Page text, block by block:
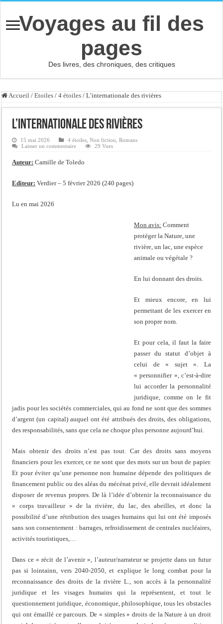
Voyages au fil des
pages
Des livres, des chroniques, des critiques
Accueil / Etoiles / 4 étoiles / L’internationale des rivières
L’internationale des rivières
15 mai 2026 4 étoiles ,Non fiction ,Romans
Laisser un commentaire
29 Vues
Auteur: Camille de Toledo
Editeur: Verdier – 5 février 2026 (240 pages)
Lu en mai 2026
Mon avis: Comment
protéger la Nature, une
rivière, un lac, une espèce
animale ou végétale ?
En lui donnant des droits.
Et mieux encore, en lui
permettant de les exercer en
son propre nom.
Et pour cela, il faut la faire
passer du statut d’objet à
celui de « sujet ». La
« personnifier », c’est-à-dire
lui accorder la personnalité
juridique, comme on le fit
jadis pour les sociétés commerciales, qui au fond ne sont que des sommes
d’argent (un capital) auquel ont été attribués des droits, des obligations,
des responsabilités, sans que cela ne choque plus personne aujourd’hui.
Mais obtenir des droits n’est pas tout. Car des droits sans moyens
financiers pour les exercer, ce ne sont que des mots sur un bout de papier.
Et pour éviter qu’une personne non humaine dépende des politiques de
financement public ou des aléas du mécénat privé, elle devrait idéalement
disposer de revenus propres. De là l’idée d’obtenir la reconnaissance du
« corps travailleur » de la rivière, du lac, des abeilles, et donc la
possibilité d’une rétribution des usages humains qui lui ont été imposés
sans son consentement : barrages, refroidissement de centrales nucléaires,
activités touristiques,…
Dans ce « récit de l’avenir », l’auteur/narrateur se projette dans un futur
pas si lointainn, vers 2040-2050, et explique le long combat pour la
reconnaissance des droits de la rivière L., son accès à la personnalité
juridique et les visages humains qui la représentent, et tout le
questionnement juridique, économique, philosophique, tous les obstacles
qui ont émaillé ce parcours. De « simples » droits de la Nature à un droit